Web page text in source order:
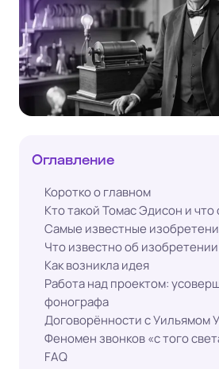
Оглавление
Коротко о главном
Кто такой Томас Эдисон и
Самые известные
Что известно об
Как возникла идея
Работа над проектом:
фонографа
Договорённости с Уильямом
Феномен звонков «с того
FAQ